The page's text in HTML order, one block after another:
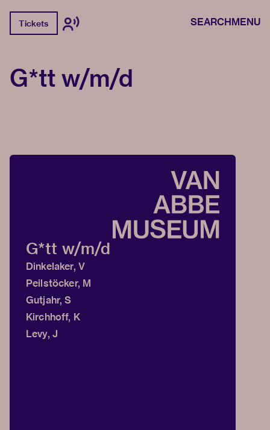
Tickets SEARCHMENU
G*tt w/m/d
G*tt w/m/d
Dinkelaker, V
Peilstöcker, M
Gutjahr, S
Kirchhoff, K
Levy, J